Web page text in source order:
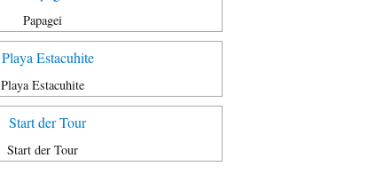
Papagei
Playa Estacuhite
Start der Tour